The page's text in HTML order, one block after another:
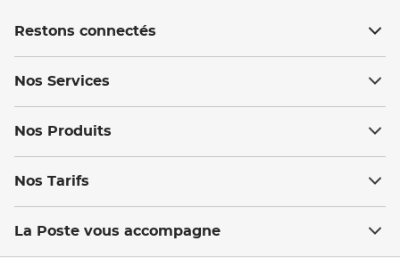
Restons connectés
Nos Services
Nos Produits
Nos Tarifs
La Poste vous accompagne